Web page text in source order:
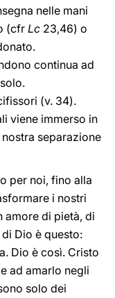
nelle mani
(cfr Lc 23,46) o
continua ad
(v. 34).
viene immerso in
separazione
per noi, fino alla
i nostri
amore di pietà, di
Dio è questo:
Dio è così. Cristo
ad amarlo negli
solo dei